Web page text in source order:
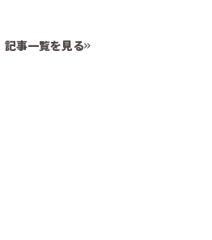
記事一覧を見る